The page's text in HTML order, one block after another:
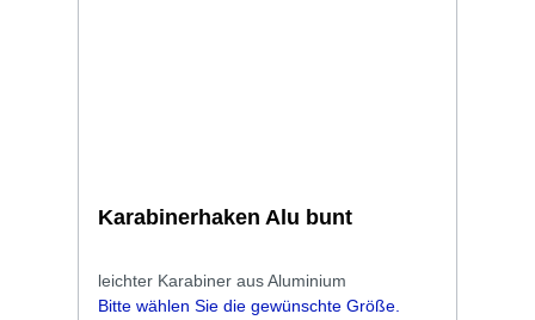
Karabinerhaken Alu bunt
leichter Karabiner aus Aluminium
Bitte wählen Sie die gewünschte Größe.